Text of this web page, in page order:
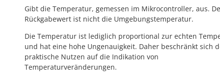
Gibt die Temperatur, gemessen im Mikrocontroller, aus.
Rückgabewert ist nicht die Umgebungstemperatur.
Die Temperatur ist lediglich proportional zur echten
und hat eine hohe Ungenauigkeit. Daher beschränkt sich
praktische Nutzen auf die Indikation von
Temperaturveränderungen.